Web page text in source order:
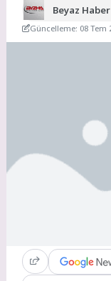
Beyaz
Güncelleme: 08 Tem